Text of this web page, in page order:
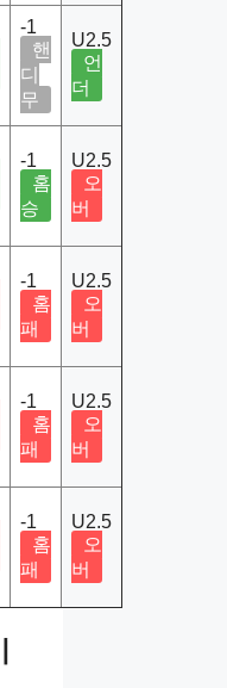
-1
핸
디
무
U2.5
언
더
-1
홈
승
U2.5
오
버
-1
홈
패
U2.5
오
버
-1
홈
패
U2.5
오
버
-1
홈
패
U2.5
오
버